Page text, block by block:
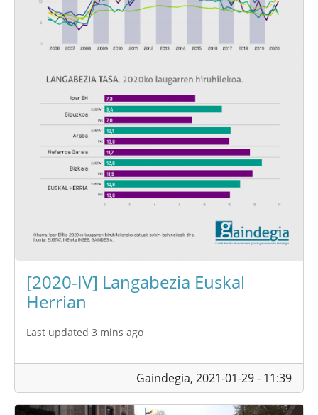
[2020-IV] Langabezia Euskal
Herrian
Last updated 3 mins ago
Gaindegia, 2021-01-29 - 11:39